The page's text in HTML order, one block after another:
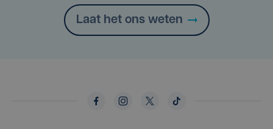
Laat het ons weten